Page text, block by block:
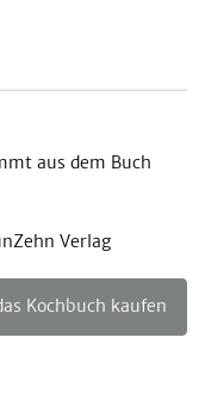
aus dem Buch
Verlag
Kochbuch kaufen